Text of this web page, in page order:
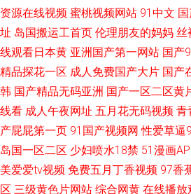
资源在线视频 蜜桃视频网站 91中文
址 岛国搬运工首页 伦理朋友的妈妈 丝
线观看日本黄 亚洲国产第一网站 国产
精品探花一区 成人免费国产大片 国产
韩 国产精品无码亚洲 国产一区二区黄
线看 成人午夜网址 五月花无码视频 青
产屁屁第一页 91国产视频网 性爱草逼
岛国一区二区 少妇喷水18禁 51漫画
美爱爱tv视频 免费五月丁香视频 97香
区 三级黄色片网站 综合网黄 在线播放